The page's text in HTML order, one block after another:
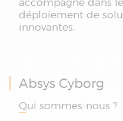
accompagne dans
déploiement de
innovantes.
Absys Cyborg
Qui sommes-nous ?